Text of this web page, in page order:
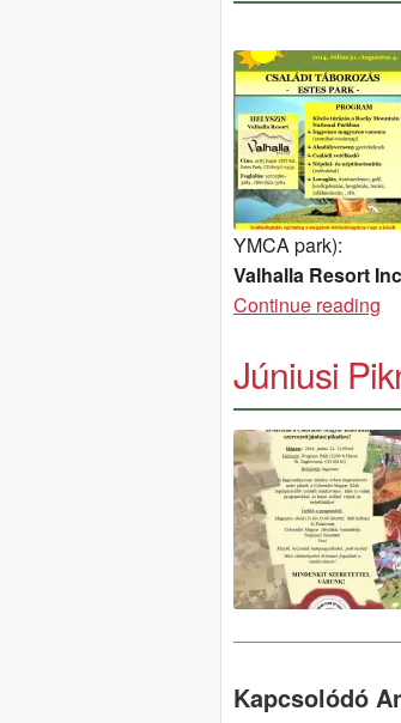
YMCApark):
Valhalla Resort Inc
Continue reading
Júniusi
Kapcsolódó